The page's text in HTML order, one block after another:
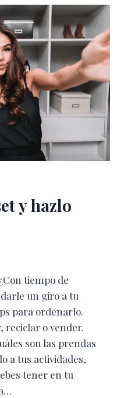
y hazlo
tiempo de
un giro a tu
para ordenarlo.
reciclar o vender.
son las prendas
a tus actividades,
tener en tu